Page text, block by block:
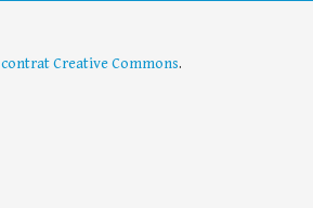
contrat Creative Commons.